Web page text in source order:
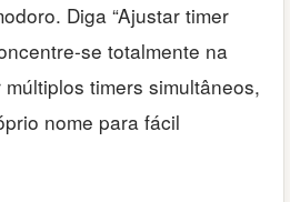
Diga “Ajustar timer
se totalmente na
timers simultâneos,
nome para fácil